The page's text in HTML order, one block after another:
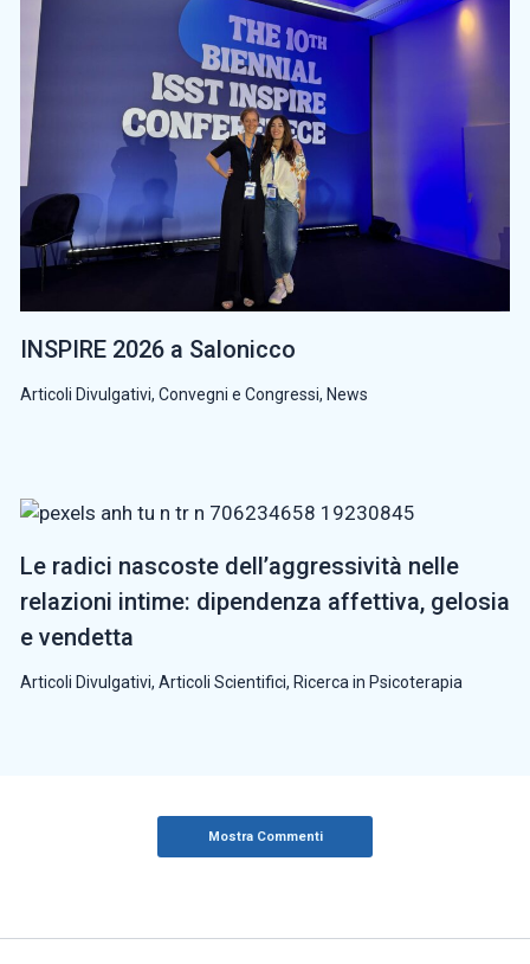
INSPIRE 2026 a Salonicco
Articoli Divulgativi, Convegni e Congressi, News
Le radici nascoste dell’aggressività nelle
relazioni intime: dipendenza affettiva, gelosia
e vendetta
Articoli Divulgativi, Articoli Scientifici, Ricerca in Psicoterapia
Mostra Commenti